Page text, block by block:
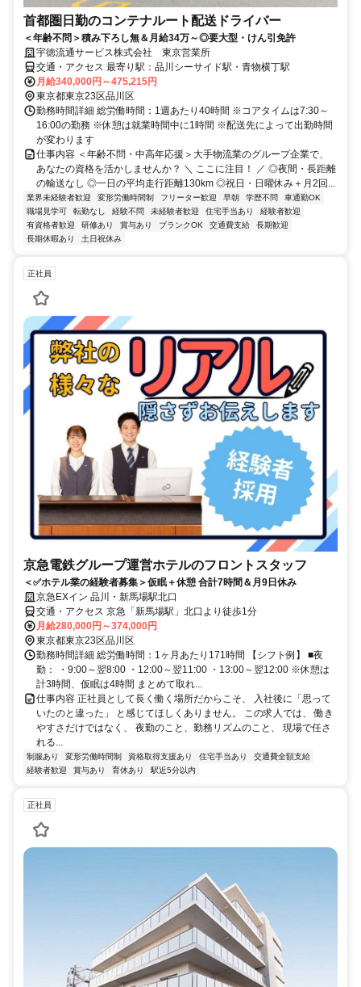
首都圏日勤のコンテナルート配送ドライバー
＜年齢不問＞積み下ろし無＆月給34万～◎要大型・けん引免許
宇徳流通サービス株式会社 東京営業所
交通・アクセス 最寄り駅：品川シーサイド駅・青物横丁駅
月給340,000円～475,215円
東京都東京23区品川区
勤務時間詳細 総労働時間：1週あたり40時間 ※コアタイムは7:30～
16:00の勤務 ※休憩は就業時間中に1時間 ※配送先によって出勤時間
が変わります
仕事内容 ＜年齢不問・中高年応援＞大手物流業のグループ企業で、
あなたの資格を活かしませんか？ ＼ ここに注目！ ／ ◎夜間・長距離
の輸送なし ◎一日の平均走行距離130km ◎祝日・日曜休み＋月2回...
業界未経験者歓迎 変形労働時間制 フリーター歓迎 早朝 学歴不問
車通勤OK
職場見学可
転勤なし 経験不問 未経験者歓迎 住宅手当あり
経験者歓迎
有資格者歓迎
研修あり 賞与あり ブランクOK 交通費支給
長期歓迎
長期休暇あり
土日祝休み
正社員
京急電鉄グループ運営ホテルのフロントスタッフ
＜✅ホテル業の経験者募集＞仮眠＋休憩 合計7時間＆月9日休み
京急EXイン 品川・新馬場駅北口
交通・アクセス 京急「新馬場駅」北口より徒歩1分
月給280,000円～374,000円
東京都東京23区品川区
勤務時間詳細 総労働時間：1ヶ月あたり171時間 【シフト例】 ■夜
勤： ・9:00～翌8:00 ・12:00～翌11:00 ・13:00～翌12:00 ※休憩は
計3時間、仮眠は4時間 まとめて取れ...
仕事内容 正社員として長く働く場所だからこそ、 入社後に「思って
いたのと違った」 と感じてほしくありません。 この求人では、 働き
やすさだけではなく、 夜勤のこと、勤務リズムのこと、 現場で任さ
れる...
制服あり 変形労働時間制 資格取得支援あり 住宅手当あり
交通費全額支給
経験者歓迎
賞与あり 育休あり 駅近5分以内
正社員